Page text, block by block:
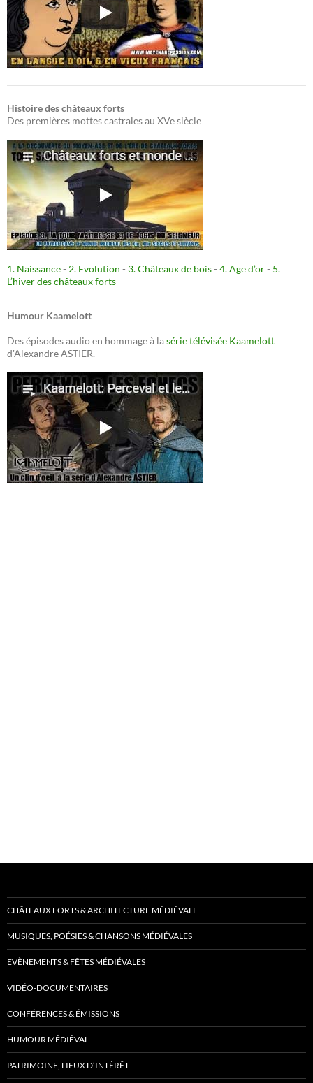
Histoire des châteaux forts
Des premières mottes castrales au XVe siècle
1. Naissance- 2. Evolution - 3. Châteaux de bois- 4. Age d’or- 5.
L’hiver des châteaux forts
Humour Kaamelott
Des épisodes audio en hommage à lasérie télévisée Kaamelott
d'Alexandre ASTIER.
CHÂTEAUX FORTS & ARCHITECTURE MÉDIÉVALE
MUSIQUES, POÉSIES & CHANSONS MÉDIÉVALES
EVÈNEMENTS & FÊTES MÉDIÉVALES
VIDÉO-DOCUMENTAIRES
CONFÉRENCES & ÉMISSIONS
HUMOUR MÉDIÉVAL
PATRIMOINE, LIEUX D’INTÉRÊT